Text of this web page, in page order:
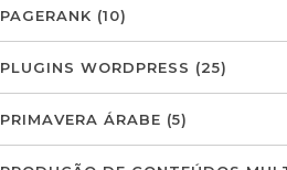
PAGERANK (10)
PLUGINS WORDPRESS (25)
PRIMAVERA ÁRABE (5)